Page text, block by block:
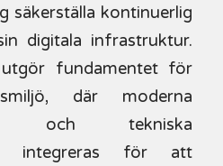
säkerställa kontinuerlig
digitala infrastruktur.
fundamentet för
där moderna
och tekniska
integreras för att